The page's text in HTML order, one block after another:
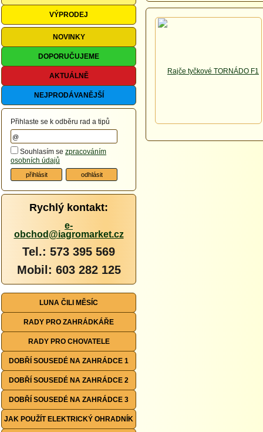
VÝPRODEJ
NOVINKY
DOPORUČUJEME
AKTUÁLNĚ
NEJPRODÁVANĚJŠÍ
Přihlaste se k odběru rad a tipů
Souhlasím se zpracováním
osobních údajů
Rychlý kontakt:
e-
obchod@iagromarket.cz
Tel.: 573 395 569
Mobil: 603 282 125
LUNA ČILI MĚSÍC
RADY PRO ZAHRÁDKÁŘE
RADY PRO CHOVATELE
DOBŘÍ SOUSEDÉ NA ZAHRÁDCE 1
DOBŘÍ SOUSEDÉ NA ZAHRÁDCE 2
DOBŘÍ SOUSEDÉ NA ZAHRÁDCE 3
JAK POUŽÍT ELEKTRICKÝ OHRADNÍK